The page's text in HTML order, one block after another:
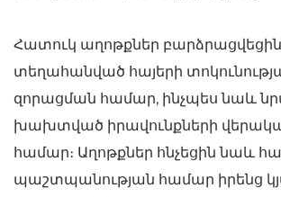
Հատուկ աղոթքներ
տեղահանված հայերի
զորացման համար, ինչպես նաև
խախտված իրավունքների
համար։ Աղոթքներ հնչեցին նաև
պաշտպանության համար իրենց